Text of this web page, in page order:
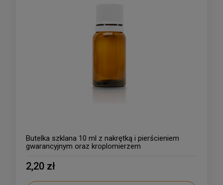
Butelka szklana 10 ml z nakrętką i pierścieniem
gwarancyjnym oraz kroplomierzem
2,20 zł